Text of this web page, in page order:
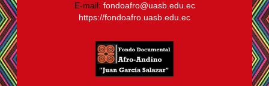
E-mail: fondoafro@uasb.edu.ec
https://fondoafro.uasb.edu.ec